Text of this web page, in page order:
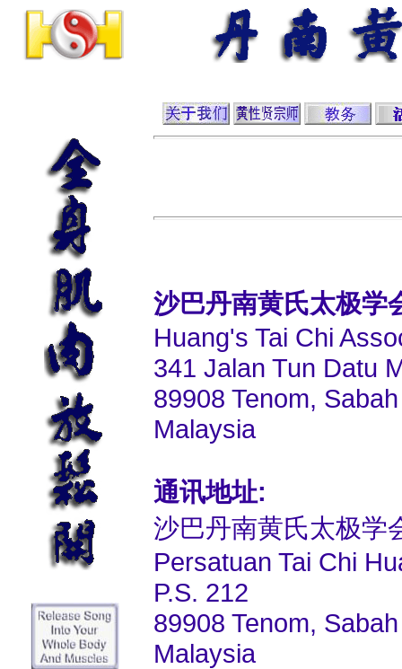
沙巴丹南黄氏太极学
Huang's Tai Chi
341 Jalan Tun Datu
89908 Tenom, Sabah
Malaysia
通讯地址:
沙巴丹南黄氏太极学
Persatuan Tai Chi
P.S. 212
89908 Tenom, Sabah
Malaysia